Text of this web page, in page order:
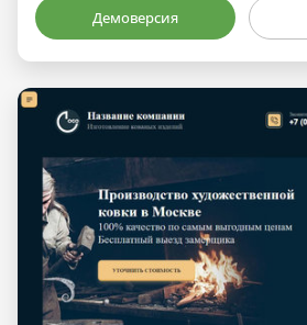
Демоверсия